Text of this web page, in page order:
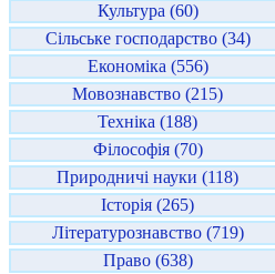
Культура (60)
Сільське господарство (34)
Економіка (556)
Мовознавство (215)
Техніка (188)
Філософія (70)
Природничі науки (118)
Історія (265)
Літературознавство (719)
Право (638)